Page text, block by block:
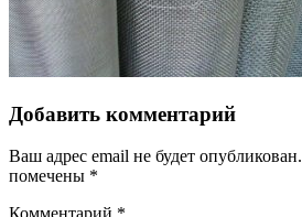
Добавить комментарий
Ваш адрес email не будет опубликован.
помечены *